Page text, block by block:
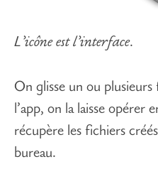
L’icône est l’interface.
On glisse un ou plusieurs
l’app, on la laisse opérer
récupère les fichiers
bureau.